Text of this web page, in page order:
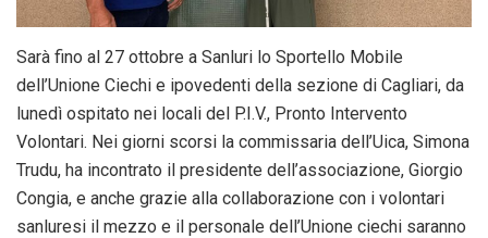
Sarà fino al 27 ottobre a Sanluri lo Sportello Mobile
dell’Unione Ciechi e ipovedenti della sezione di Cagliari, da
lunedì ospitato nei locali del P.I.V., Pronto Intervento
Volontari. Nei giorni scorsi la commissaria dell’Uica, Simona
Trudu, ha incontrato il presidente dell’associazione, Giorgio
Congia, e anche grazie alla collaborazione con i volontari
sanluresi il mezzo e il personale dell’Unione ciechi saranno